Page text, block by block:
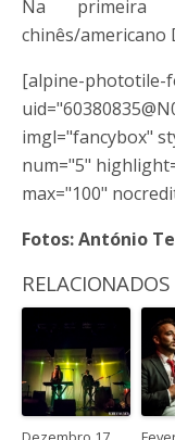
Na primeira
chinês/americano
[alpine-phototile-
imgl="fancybox"
num="5"
max="100"
Fotos: António
RELACIONADOS